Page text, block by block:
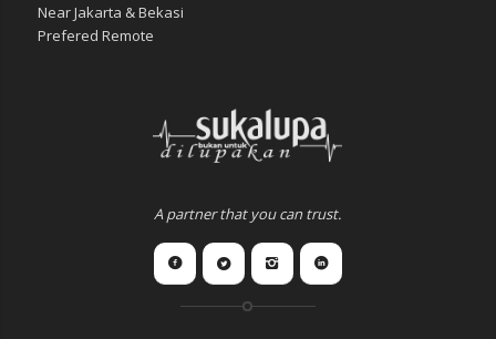
Near Jakarta & Bekasi
Prefered Remote
A partner that you can trust.